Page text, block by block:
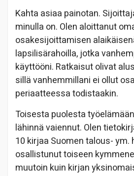
Kahta asiaa painotan.
minulla on. Olen aloittanut
osakesijoittamisen
lapsilisärahoilla, jotka
käyttööni. Ratkaisut olivat
sillä vanhemmillani ei ollut
periaatteessa todistaakin.
Toisesta puolesta
lähinnä vaiennut. Olen
10 kirjaa Suomen talous-
osallistunut toiseen
muutoin kuin kirjan